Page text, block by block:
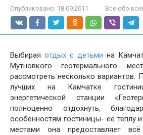
Опубликовано: 18.09.2011 Все обо
Выбирая отдых с детьми на
Мутновкого геотермального
рассмотреть несколько вариантов.
лучших на Камчатке
энергетической станции
полноценно отдохнуть,
особенностям гостиницы- её теплу
местами она предоставляет